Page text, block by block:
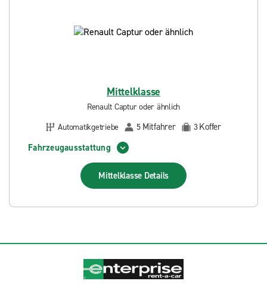
Mittelklasse
Renault Captur oder ähnlich
Automatikgetriebe
5 Mitfahrer 3Koffer
Fahrzeugausstattung
Mittelklasse Details